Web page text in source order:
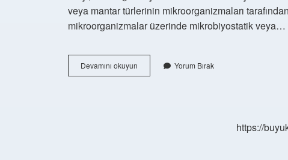
veya mantar türlerinin mikroorganizmaları
mikroorganizmalar üzerinde mikrobiyostatik veya…
Devamını okuyun Mikrobiyostatik
Etki
Yorum Bırak
https://